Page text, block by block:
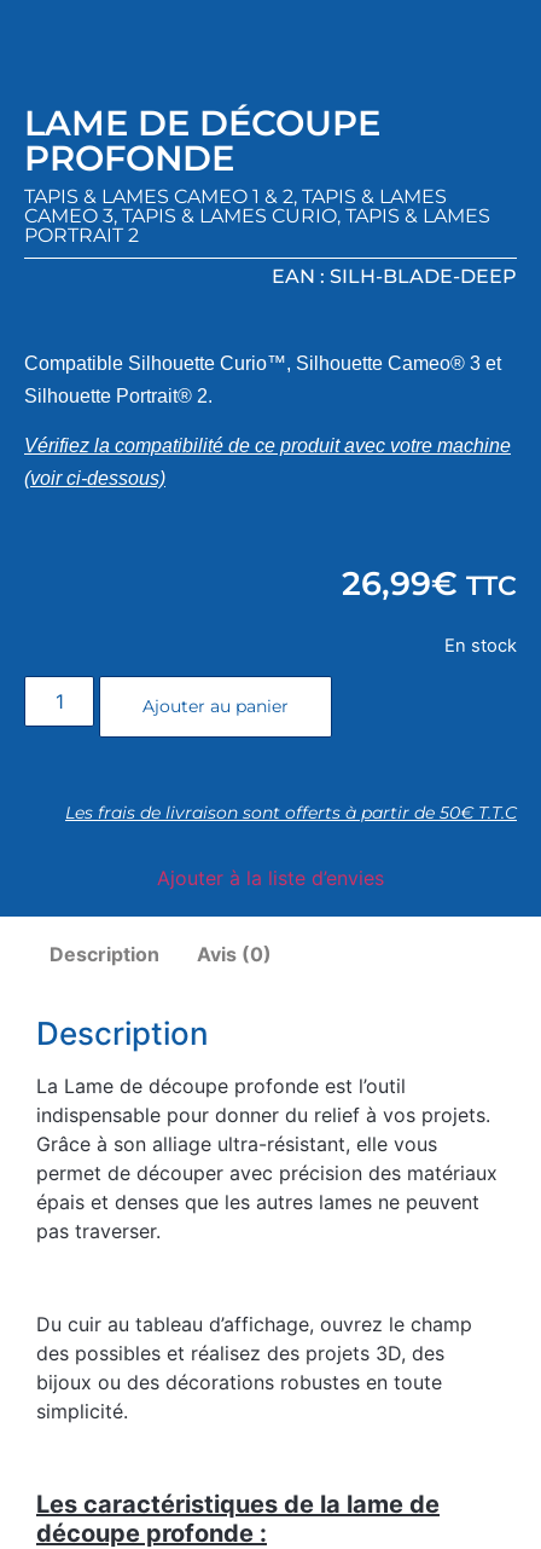
LAME DE DÉCOUPE
PROFONDE
TAPIS & LAMES CAMEO 1 & 2, TAPIS & LAMES
CAMEO 3, TAPIS & LAMES CURIO, TAPIS & LAMES
PORTRAIT 2
EAN : SILH-BLADE-DEEP
Compatible Silhouette Curio™, Silhouette Cameo® 3 et
Silhouette Portrait® 2.
Vérifiez la compatibilité de ce produit avec votre machine
(voir ci-dessous)
26,99€ TTC
En stock
Ajouter au panier
Les frais de livraison sont offerts à partir de 50€ T.T.C
Ajouter à la liste d’envies
Description Avis (0)
Description
La Lame de découpe profonde est l’outil
indispensable pour donner du relief à vos projets.
Grâce à son alliage ultra-résistant, elle vous
permet de découper avec précision des matériaux
épais et denses que les autres lames ne peuvent
pas traverser.
Du cuir au tableau d’affichage, ouvrez le champ
des possibles et réalisez des projets 3D, des
bijoux ou des décorations robustes en toute
simplicité.
Les caractéristiques de la lame de
découpe profonde :